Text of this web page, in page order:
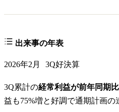
出来事の年表
2026年2月 3Q好決算
3Q累計の経常利益が前年同期
益も75%増と好調で通期計画の